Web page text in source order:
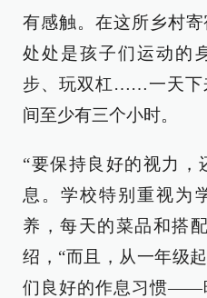
有感触。在这所乡村
处处是孩子们运动的
步、玩双杠……一天下
间至少有三个小时。
“要保持良好的视力
息。学校特别重视为
养，每天的菜品和搭
绍，“而且，从一年级
们良好的作息习惯——